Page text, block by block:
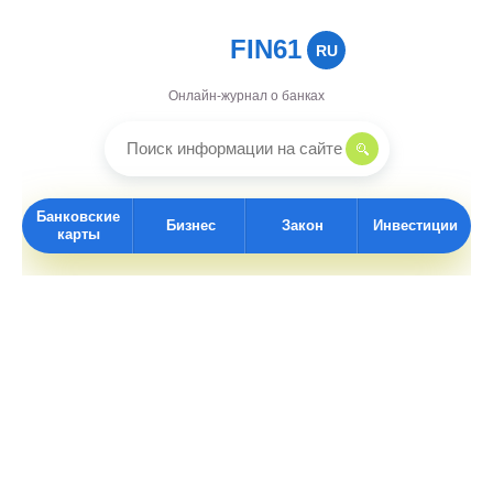
FIN61 RU
Онлайн-журнал о банках
Банковские
карты
Бизнес Закон Инвестиции